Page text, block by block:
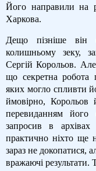
Його направили на
Харкова.
Дещо пізніше він
колишньому зеку,
Сергій Корольов.
що секретна робота
яких могло спливти
ймовірно, Корольов
перевиданням
запросив в
практично ніхто ще
зараз не докопатися,
вражаючі результати.